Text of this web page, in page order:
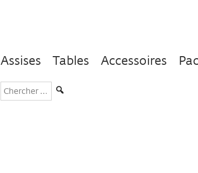
Assises Tables Accessoires
Rechercher